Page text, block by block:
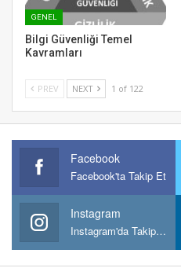
GENEL
Bilgi Güvenliği Temel
Kavramları
PREV NEXT 1 of 122
Facebook
Facebook'ta Takip Et
Instagram
Instagram'da Takipt Et